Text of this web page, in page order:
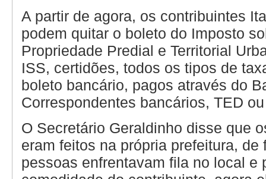
A partir de agora, os contribuintes
podem quitar o boleto do Imposto
Propriedade Predial e Territorial
ISS, certidões, todos os tipos de
boleto bancário, pagos através do
Correspondentes bancários, TED
O Secretário Geraldinho disse que
eram feitos na própria prefeitura, de
pessoas enfrentavam fila no local e